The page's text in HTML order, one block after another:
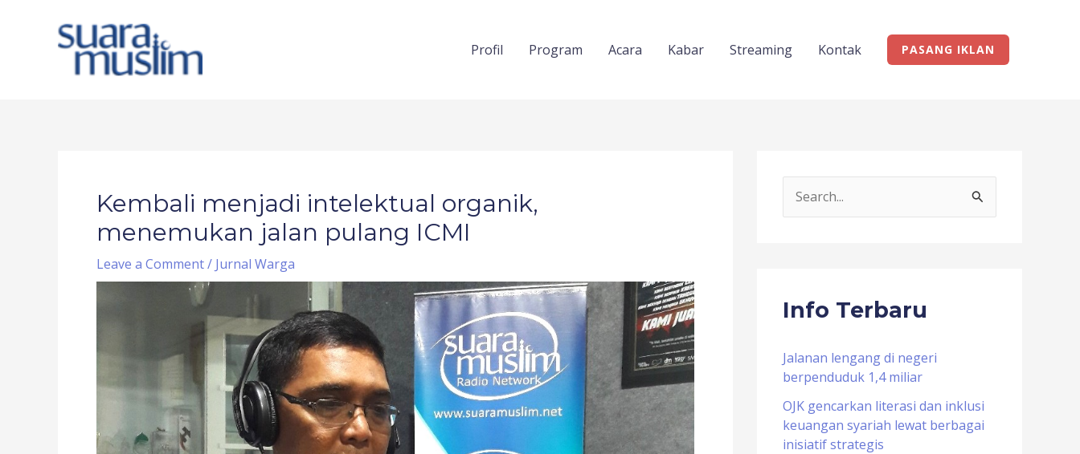
Profil Program Acara Kabar Streaming Kontak PASANG IKLAN
Kembali menjadi intelektual organik,
menemukan jalan pulang ICMI
Leave a Comment/ Jurnal Warga
c
f
o
r
:
Info Terbaru
Jalanan lengang di negeri
berpenduduk 1,4 miliar
OJK gencarkan literasi dan inklusi
keuangan syariah lewat berbagai
inisiatif strategis